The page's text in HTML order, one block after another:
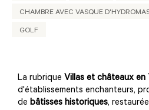
CHAMBRE AVEC VASQUE
GOLF
La rubrique Villas et châteaux en
d'établissements enchanteurs,
de bâtisses historiques,